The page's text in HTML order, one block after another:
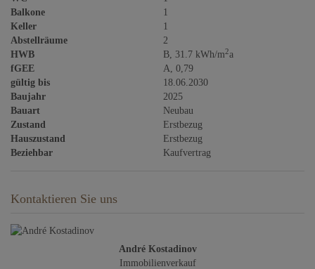
Balkone
1
Keller
1
Abstellräume
2
HWB
B, 31.7 kWh/m2a
fGEE
A, 0,79
gültig bis
18.06.2030
Baujahr
2025
Bauart
Neubau
Zustand
Erstbezug
Hauszustand
Erstbezug
Beziehbar
Kaufvertrag
Kontaktieren Sie uns
André Kostadinov
Immobilienverkauf